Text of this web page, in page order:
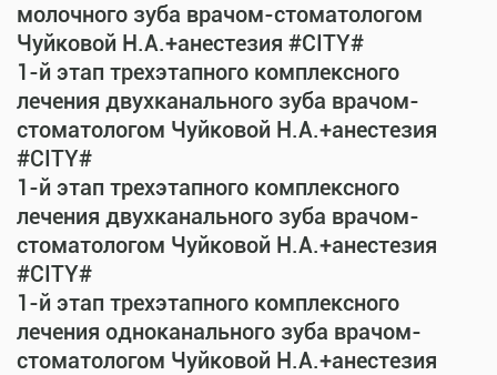
молочного зуба врачом-стоматологом
Чуйковой Н.А.+анестезия #CITY#
1-й этап трехэтапного комплексного
лечения двухканального зуба врачом-
стоматологом Чуйковой Н.А.+анестезия
#CITY#
1-й этап трехэтапного комплексного
лечения двухканального зуба врачом-
стоматологом Чуйковой Н.А.+анестезия
#CITY#
1-й этап трехэтапного комплексного
лечения одноканального зуба врачом-
стоматологом Чуйковой Н.А.+анестезия